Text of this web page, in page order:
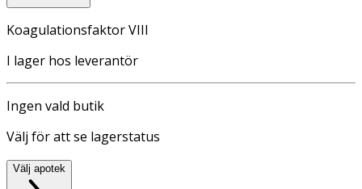
Koagulationsfaktor VIII
I lager hos leverantör
Ingen vald butik
Välj för att se lagerstatus
Välj apotek